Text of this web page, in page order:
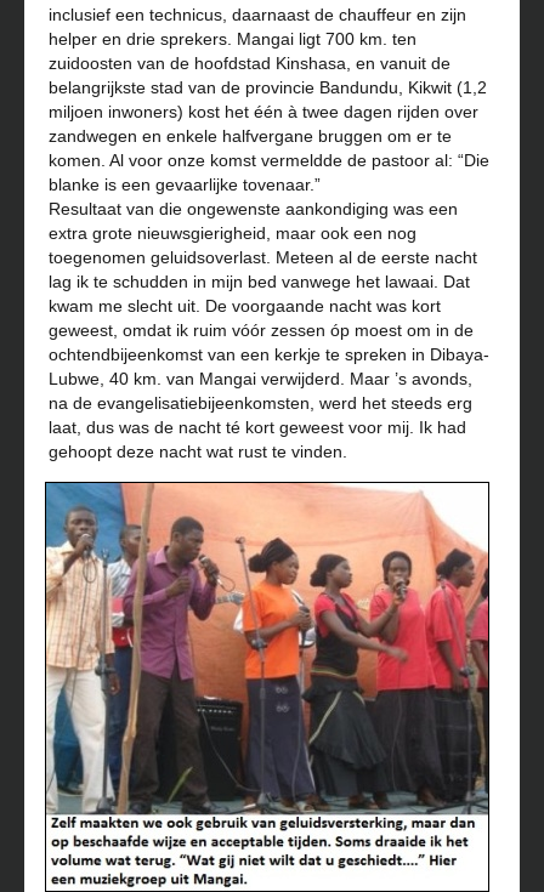
inclusief een technicus, daarnaast de chauffeur en zijn
helper en drie sprekers. Mangai ligt 700 km. ten
zuidoosten van de hoofdstad Kinshasa, en vanuit de
belangrijkste stad van de provincie Bandundu, Kikwit (1,2
miljoen inwoners) kost het één à twee dagen rijden over
zandwegen en enkele halfvergane bruggen om er te
komen. Al voor onze komst vermeldde de pastoor al: “Die
blanke is een gevaarlijke tovenaar.”
Resultaat van die ongewenste aankondiging was een
extra grote nieuwsgierigheid, maar ook een nog
toegenomen geluidsoverlast. Meteen al de eerste nacht
lag ik te schudden in mijn bed vanwege het lawaai. Dat
kwam me slecht uit. De voorgaande nacht was kort
geweest, omdat ik ruim vóór zessen óp moest om in de
ochtendbijeenkomst van een kerkje te spreken in Dibaya-
Lubwe, 40 km. van Mangai verwijderd. Maar ’s avonds,
na de evangelisatiebijeenkomsten, werd het steeds erg
laat, dus was de nacht té kort geweest voor mij. Ik had
gehoopt deze nacht wat rust te vinden.